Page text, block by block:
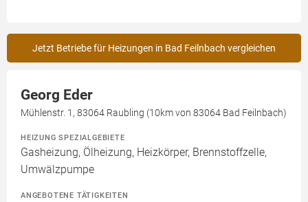
Jetzt Betriebe für Heizungen in Bad Feilnbach vergleichen
Georg Eder
Mühlenstr. 1, 83064 Raubling (10km von 83064 Bad Feilnbach)
HEIZUNG SPEZIALGEBIETE
Gasheizung, Ölheizung, Heizkörper, Brennstoffzelle,
Umwälzpumpe
ANGEBOTENE TÄTIGKEITEN